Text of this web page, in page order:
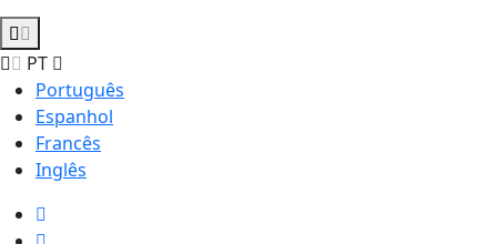
PT
Português
Espanhol
Francês
Inglês